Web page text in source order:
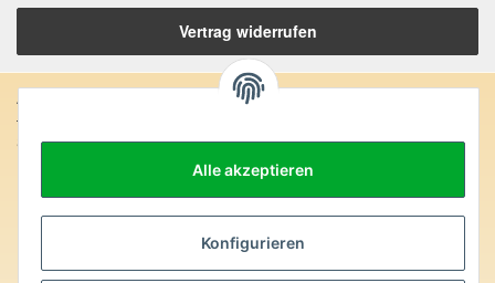
Alle akzeptieren
Konfigurieren
Vertrag widerrufen
Anschrift:
SteinZeitOase
D-75391 Gechingen